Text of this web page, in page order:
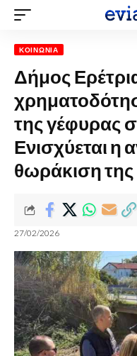
ΚΟΙΝΩΝΊΑ
Δήμος
της γέφυρας
Ενισχύεται η
θωράκιση
27/02/2026